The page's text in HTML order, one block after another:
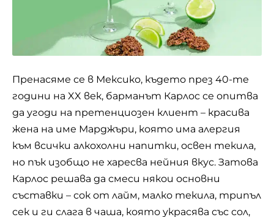
Пренасяме се в Мексико, където през 40-те
години на XX век, барманът Карлос се опитва
да угоди на претенциозен клиент – красива
жена на име Марджъри, която има алергия
към всички алкохолни напитки, освен текила,
но пък изобщо не харесва нейния вкус. Затова
Карлос решава да смеси някои основни
съставки – сок от лайм, малко текила, трипъл
сек и ги слага в чаша, която украсява със сол,